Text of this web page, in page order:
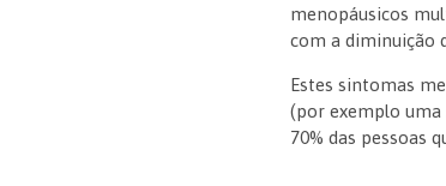
menopáusicos
com a diminuição
Estes sintomas
(por exemplo uma
70% das pessoas